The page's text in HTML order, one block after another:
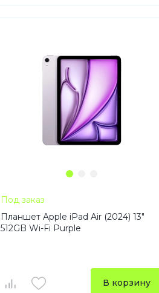
Под заказ
Планшет Apple iPad Air (2024) 13"
512GB Wi-Fi Purple
В корзину